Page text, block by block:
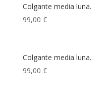
Colgante media luna.
99,00 €
Colgante media luna.
99,00 €